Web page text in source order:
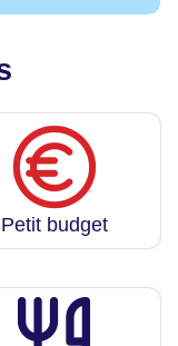
Petit budget